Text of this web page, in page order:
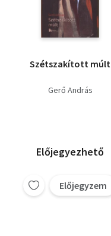
Szétszakított múlt
Gerő András
Előjegyezhető
Előjegyzem